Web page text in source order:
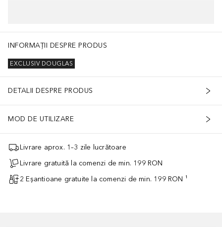
INFORMAȚII DESPRE PRODUS
EXCLUSIV DOUGLAS
DETALII DESPRE PRODUS
MOD DE UTILIZARE
Livrare aprox. 1–3 zile lucrătoare
Livrare gratuită la comenzi de min. 199 RON
2 Eșantioane gratuite la comenzi de min. 199 RON ¹